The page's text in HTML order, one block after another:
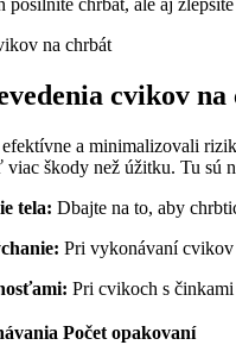
chrbát, ale aj
cvikov
a minimalizovali
škody než úžitku. Tu sú
tela: Dbajte na to, aby
Pri vykonávaní
Pri cvikoch s
Počet opakovaní